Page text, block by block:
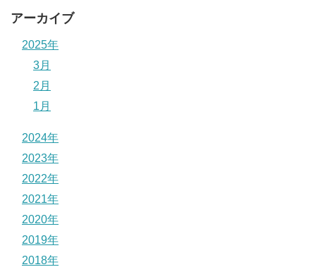
アーカイブ
2025年
3月
2月
1月
2024年
2023年
2022年
2021年
2020年
2019年
2018年